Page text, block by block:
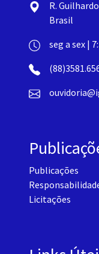
R.
Brasil
seg a sex |
Publicações
Licitações